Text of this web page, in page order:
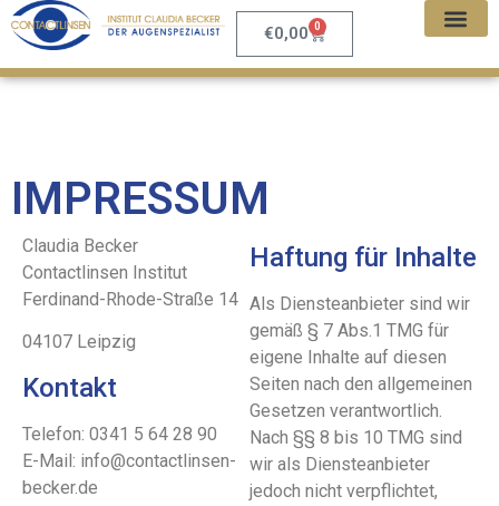
€0,00 0
IMPRESSUM
Claudia Becker
Contactlinsen Institut
Ferdinand-Rhode-Straße 14
04107 Leipzig
Kontakt
Telefon: 0341 5 64 28 90
E-Mail: info@contactlinsen-
becker.de
Haftung für Inhalte
Als Diensteanbieter sind wir
gemäß § 7 Abs.1 TMG für
eigene Inhalte auf diesen
Seiten nach den allgemeinen
Gesetzen verantwortlich.
Nach §§ 8 bis 10 TMG sind
wir als Diensteanbieter
jedoch nicht verpflichtet,